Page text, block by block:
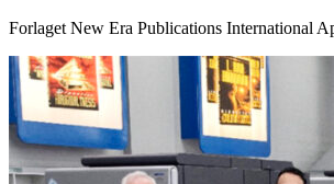
Forlaget New Era Publications International